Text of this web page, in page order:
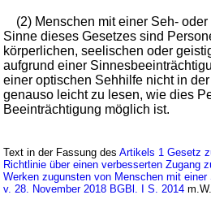
(2) Menschen mit einer Seh-
Sinne dieses Gesetzes sind
körperlichen, seelischen oder
aufgrund einer
einer optischen Sehhilfe nicht in
genauso leicht zu lesen, wie dies
Beeinträchtigung möglich ist.
Text in der Fassung desArtikels 1 Gesetz
Richtlinie über einen verbesserten Zugang
Werken zugunsten von Menschen mit einer
v. 28. November 2018 BGBl. I S. 2014